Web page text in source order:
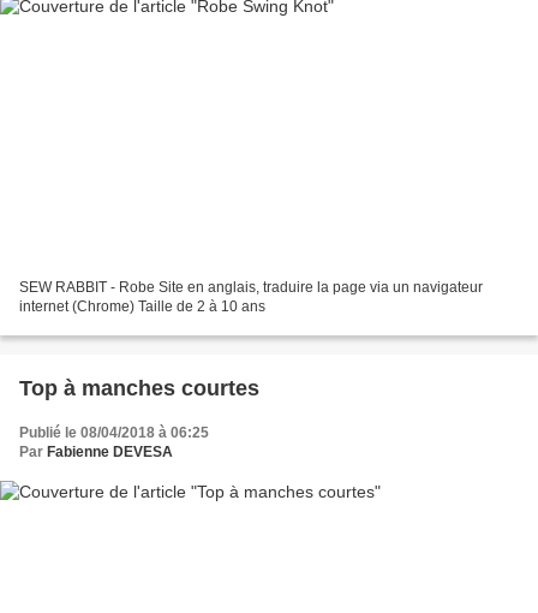
SEW RABBIT - Robe Site en anglais, traduire la page via un navigateur
internet (Chrome) Taille de 2 à 10 ans
Top à manches courtes
Publié le 08/04/2018 à 06:25
Par Fabienne DEVESA